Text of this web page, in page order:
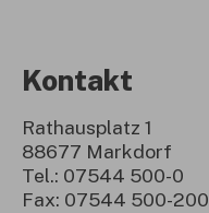
Kontakt
Rathausplatz 1
88677 Markdorf
Tel.: 07544 500-0
Fax: 07544 500-200